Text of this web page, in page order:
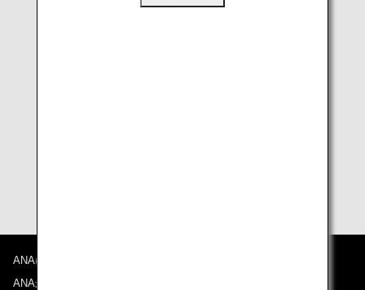
ANAについて
ANAからのお知らせ